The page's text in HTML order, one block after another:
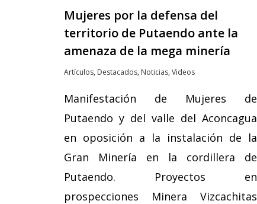
Mujeres por la defensa del
territorio de Putaendo ante la
amenaza de la mega minería
Artículos, Destacados, Noticias, Videos
Manifestación de Mujeres de
Putaendo y del valle del Aconcagua
en oposición a la instalación de la
Gran Minería en la cordillera de
Putaendo. Proyectos en
prospecciones Minera Vizcachitas